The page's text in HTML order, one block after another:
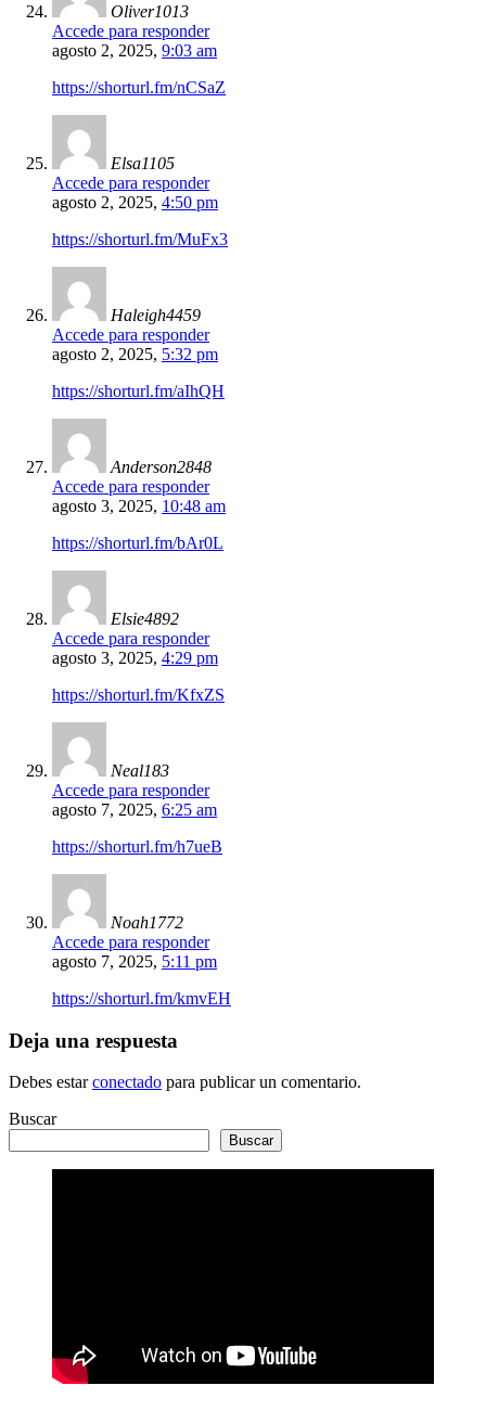
Oliver1013
Accede para responder
agosto 2, 2025, 9:03 am
https://shorturl.fm/nCSaZ
Elsa1105
Accede para responder
agosto 2, 2025, 4:50 pm
https://shorturl.fm/MuFx3
Haleigh4459
Accede para responder
agosto 2, 2025, 5:32 pm
https://shorturl.fm/aIhQH
Anderson2848
Accede para responder
agosto 3, 2025, 10:48 am
https://shorturl.fm/bAr0L
Elsie4892
Accede para responder
agosto 3, 2025, 4:29 pm
https://shorturl.fm/KfxZS
Neal183
Accede para responder
agosto 7, 2025, 6:25 am
https://shorturl.fm/h7ueB
Noah1772
Accede para responder
agosto 7, 2025, 5:11 pm
https://shorturl.fm/kmvEH
Deja una respuesta
Debes estarconectado para publicar un comentario.
Buscar
Buscar